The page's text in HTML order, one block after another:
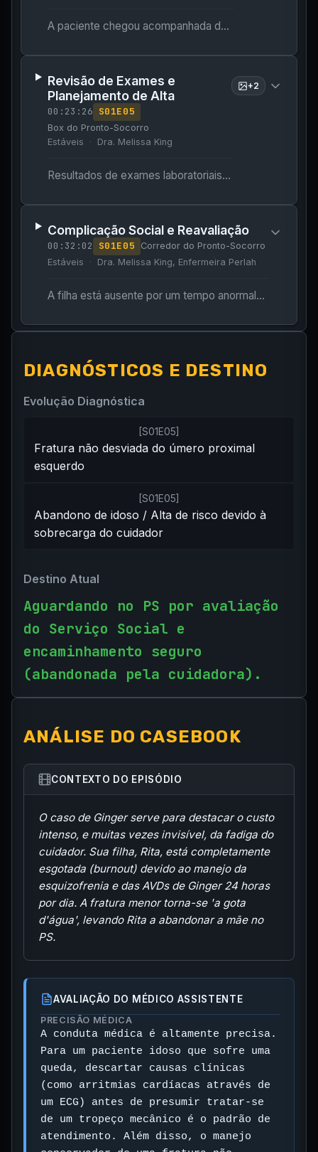
A paciente chegou acompanhada da filha após uma queda no domicílio.
Revisão de Exames e
Planejamento de Alta
00:23:26 S01E05
Box do Pronto-Socorro
Estáveis
Dra. Melissa King
Resultados de exames laboratoriais e de imagem disponíveis; a médica retorna para discutir o plano de tratamento.
+2
Complicação Social e Reavaliação
00:32:02 S01E05
Corredor do Pronto-Socorro
Estáveis
Dra. Melissa King, Enfermeira Perlah
A filha está ausente por um tempo anormalmente longo após supostamente ter ido tirar o carro da área das ambulâncias.
DIAGNÓSTICOS E DESTINO
Evolução Diagnóstica
S01E05
Fratura não desviada do úmero proximal
esquerdo
S01E05
Abandono de idoso / Alta de risco devido à
sobrecarga do cuidador
Destino Atual
Aguardando no PS por avaliação
do Serviço Social e
encaminhamento seguro
(abandonada pela cuidadora).
ANÁLISE DO CASEBOOK
CONTEXTO DO EPISÓDIO
O caso de Ginger serve para destacar o custo
intenso, e muitas vezes invisível, da fadiga do
cuidador. Sua filha, Rita, está completamente
esgotada (burnout) devido ao manejo da
esquizofrenia e das AVDs de Ginger 24 horas
por dia. A fratura menor torna-se 'a gota
d'água', levando Rita a abandonar a mãe no
PS.
AVALIAÇÃO DO MÉDICO ASSISTENTE
PRECISÃO MÉDICA
A conduta médica é altamente precisa.
Para um paciente idoso que sofre uma
queda, descartar causas clínicas
(como arritmias cardíacas através de
um ECG) antes de presumir tratar-se
de um tropeço mecânico é o padrão de
atendimento. Além disso, o manejo